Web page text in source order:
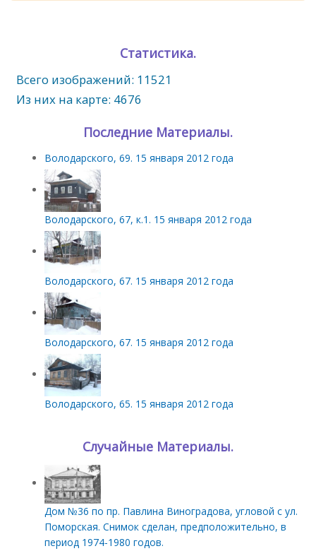
Статистика.
Всего изображений: 11521
Из них на карте: 4676
Последние Материалы.
Володарского, 69. 15 января 2012 года
Володарского, 67, к.1. 15 января 2012 года
Володарского, 67. 15 января 2012 года
Володарского, 67. 15 января 2012 года
Володарского, 65. 15 января 2012 года
Случайные Материалы.
Дом №36 по пр. Павлина Виноградова, угловой с ул.
Поморская. Снимок сделан, предположительно, в
период 1974-1980 годов.